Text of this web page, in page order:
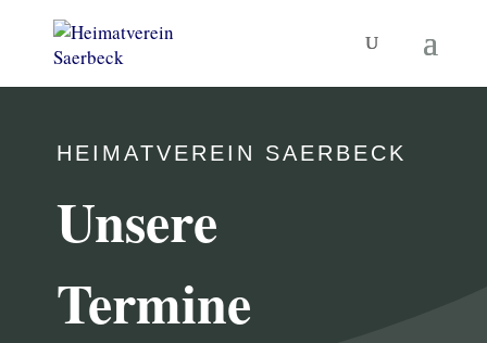
HEIMATVEREIN SAERBECK
Unsere
Termine